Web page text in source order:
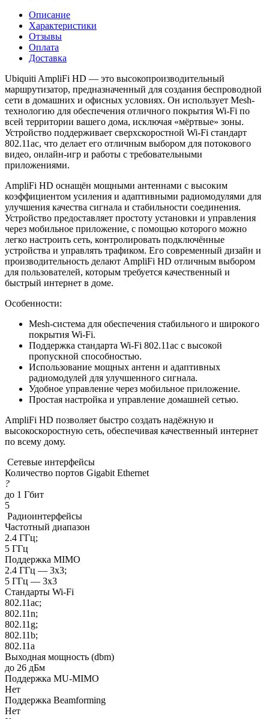
Описание
Характеристики
Отзывы
Оплата
Доставка
Ubiquiti AmpliFi HD — это высокопроизводительный
маршрутизатор, предназначенный для создания беспроводной
сети в домашних и офисных условиях. Он использует Mesh-
технологию для обеспечения отличного покрытия Wi-Fi по
всей территории вашего дома, исключая «мёртвые» зоны.
Устройство поддерживает сверхскоростной Wi-Fi стандарт
802.11ac, что делает его отличным выбором для потокового
видео, онлайн-игр и работы с требовательными
приложениями.
AmpliFi HD оснащён мощными антеннами с высоким
коэффициентом усиления и адаптивными радиомодулями для
улучшения качества сигнала и стабильности соединения.
Устройство предоставляет простоту установки и управления
через мобильное приложение, с помощью которого можно
легко настроить сеть, контролировать подключённые
устройства и управлять трафиком. Его современный дизайн и
производительность делают AmpliFi HD отличным выбором
для пользователей, которым требуется качественный и
быстрый интернет в доме.
Особенности:
Mesh-система для обеспечения стабильного и широкого
покрытия Wi-Fi.
Поддержка стандарта Wi-Fi 802.11ac с высокой
пропускной способностью.
Использование мощных антенн и адаптивных
радиомодулей для улучшенного сигнала.
Удобное управление через мобильное приложение.
Простая настройка и управление домашней сетью.
AmpliFi HD позволяет быстро создать надёжную и
высокоскоростную сеть, обеспечивая качественный интернет
по всему дому.
Сетевые интерфейсы
Количество портов Gigabit Ethernet
?
до 1 Гбит
5
Радиоинтерфейсы
Частотный диапазон
2.4 ГГц;
5 ГГц
Поддержка MIMO
2.4 ГГц — 3x3;
5 ГГц — 3x3
Стандарты Wi-Fi
802.11ac;
802.11n;
802.11g;
802.11b;
802.11a
Выходная мощность (dbm)
до 26 дБм
Поддержка MU-MIMO
Нет
Поддержка Beamforming
Нет